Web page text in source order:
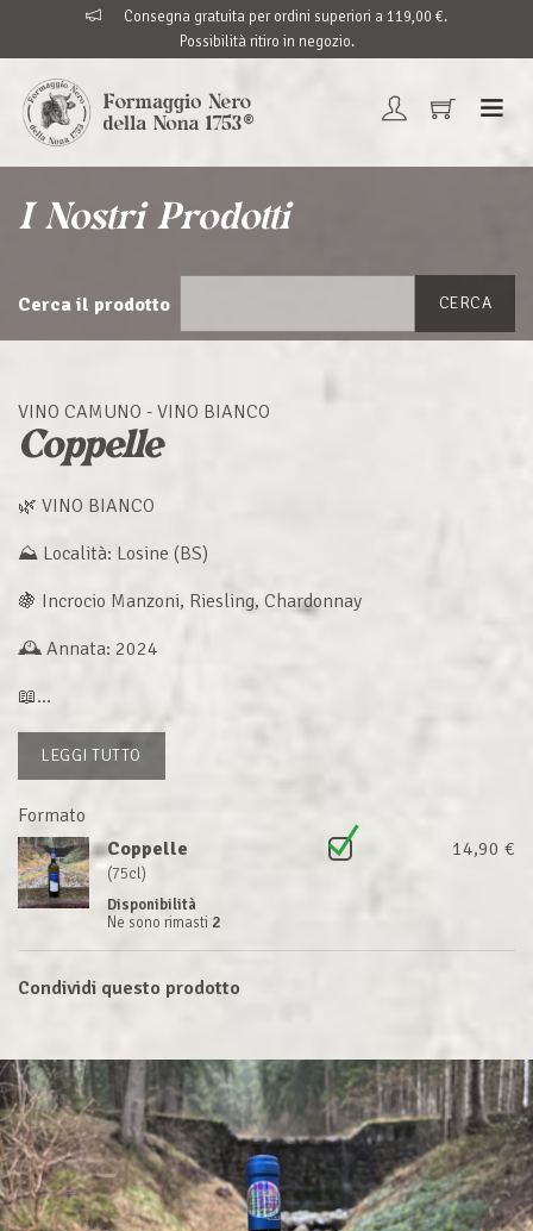
Consegna gratuita per ordini superiori a 119,00 €.
Possibilità ritiro in negozio.
I Nostri Prodotti
Cerca il prodotto CERCA
VINO CAMUNO - VINO BIANCO
Coppelle
🌿 VINO BIANCO
⛰ Località: Losine (BS)
🍇 Incrocio Manzoni, Riesling, Chardonnay
🕰 Annata: 2024
📖...
LEGGI TUTTO
Formato
Coppelle
(75cl)
Disponibilità
Ne sono rimasti 2
14,90 €
Condividi questo prodotto